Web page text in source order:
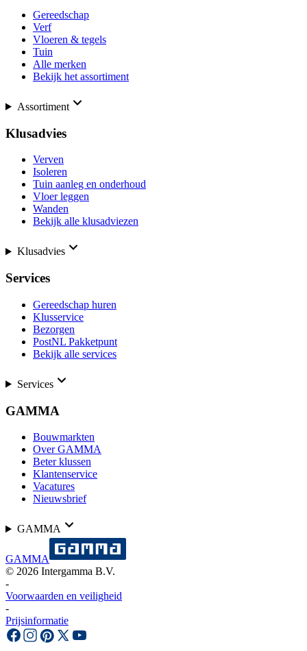
Gereedschap
Verf
Vloeren & tegels
Tuin
Alle merken
Bekijk het assortiment
Assortiment
Klusadvies
Verven
Isoleren
Tuin aanleg en onderhoud
Vloer leggen
Wanden
Bekijk alle klusadviezen
Klusadvies
Services
Gereedschap huren
Klusservice
Bezorgen
PostNL Pakketpunt
Bekijk alle services
Services
GAMMA
Bouwmarkten
Over GAMMA
Beter klussen
Klantenservice
Vacatures
Nieuwsbrief
GAMMA
GAMMA
© 2026 Intergamma B.V.
-
Voorwaarden en veiligheid
-
Prijsinformatie